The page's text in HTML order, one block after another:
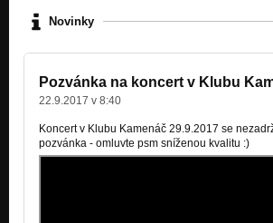
Novinky
Pozvánka na koncert v Klubu
22.9.2017 v 8:40
Koncert v Klubu Kamenáč 29.9.2017 se
pozvánka - omluvte psm sníženou kvalitu :)